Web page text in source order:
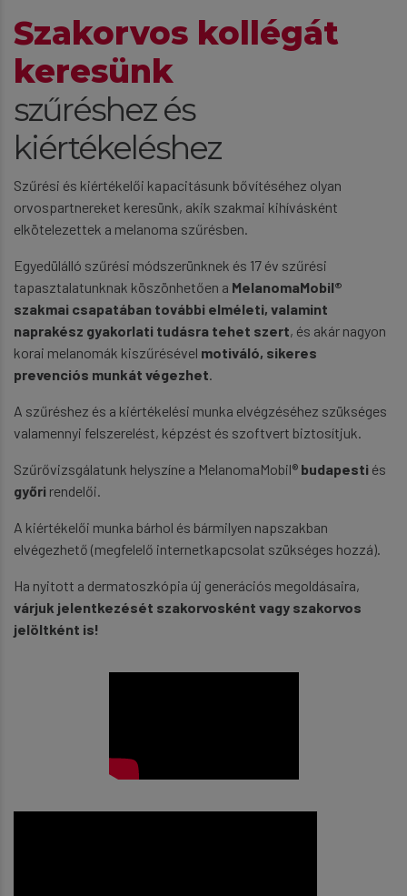
Szakorvos kollégát
keresünk
szűréshez és
kiértékeléshez
Szűrési és kiértékelői kapacitásunk bővítéséhez olyan
orvospartnereket keresünk, akik szakmai kihívásként
elkötelezettek a melanoma szűrésben.
Egyedülálló szűrési módszerünknek és 17 év szűrési
tapasztalatunknak köszönhetően a MelanomaMobil®
szakmai csapatában további elméleti, valamint
naprakész gyakorlati tudásra tehet szert, és akár nagyon
korai melanomák kiszűrésével motiváló, sikeres
prevenciós munkát végezhet.
A szűréshez és a kiértékelési munka elvégzéséhez szükséges
valamennyi felszerelést, képzést és szoftvert biztosítjuk.
Szűrővizsgálatunk helyszíne a MelanomaMobil® budapesti és
győri rendelői.
A kiértékelői munka bárhol és bármilyen napszakban
elvégezhető (megfelelő internetkapcsolat szükséges hozzá).
Ha nyitott a dermatoszkópia új generációs megoldásaira,
várjuk jelentkezését szakorvosként vagy szakorvos
jelöltként is!